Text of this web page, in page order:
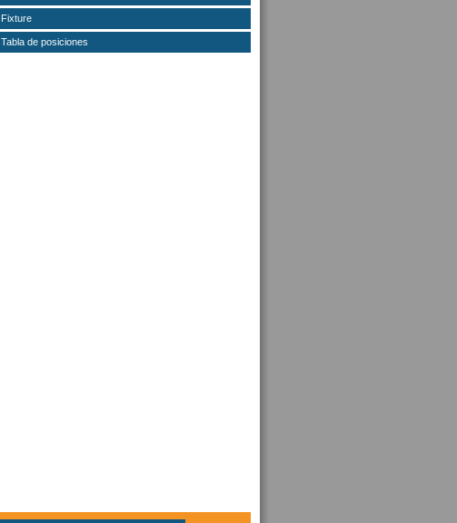
Fixture
Tabla de posiciones